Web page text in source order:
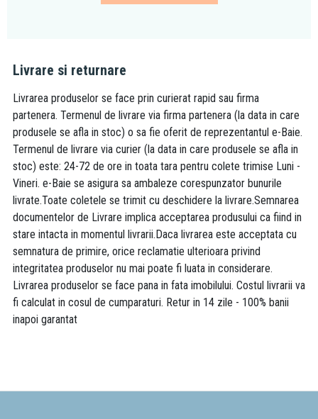
Livrare si returnare
Livrarea produselor se face prin curierat rapid sau firma
partenera. Termenul de livrare via firma partenera (la data in care
produsele se afla in stoc) o sa fie oferit de reprezentantul e-Baie.
Termenul de livrare via curier (la data in care produsele se afla in
stoc) este: 24-72 de ore in toata tara pentru colete trimise Luni -
Vineri. e-Baie se asigura sa ambaleze corespunzator bunurile
livrate.Toate coletele se trimit cu deschidere la livrare.Semnarea
documentelor de Livrare implica acceptarea produsului ca fiind in
stare intacta in momentul livrarii.Daca livrarea este acceptata cu
semnatura de primire, orice reclamatie ulterioara privind
integritatea produselor nu mai poate fi luata in considerare.
Livrarea produselor se face pana in fata imobilului. Costul livrarii va
fi calculat in cosul de cumparaturi. Retur in 14 zile - 100% banii
inapoi garantat